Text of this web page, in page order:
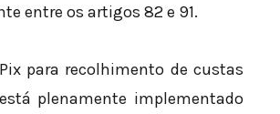
entre os artigos 82 e 91.
para recolhimento de custas
plenamente implementado